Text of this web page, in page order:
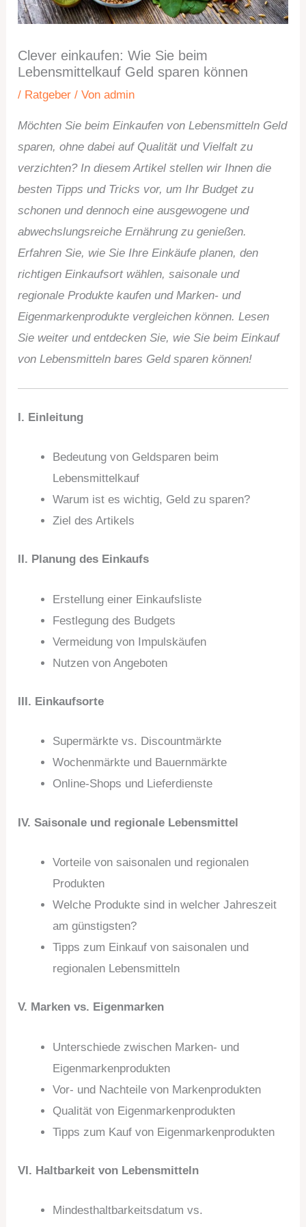
Clever einkaufen: Wie Sie beim
Lebensmittelkauf Geld sparen können
/ Ratgeber / Vonadmin
Möchten Sie beim Einkaufen von Lebensmitteln Geld
sparen, ohne dabei auf Qualität und Vielfalt zu
verzichten? In diesem Artikel stellen wir Ihnen die
besten Tipps und Tricks vor, um Ihr Budget zu
schonen und dennoch eine ausgewogene und
abwechslungsreiche Ernährung zu genießen.
Erfahren Sie, wie Sie Ihre Einkäufe planen, den
richtigen Einkaufsort wählen, saisonale und
regionale Produkte kaufen und Marken- und
Eigenmarkenprodukte vergleichen können. Lesen
Sie weiter und entdecken Sie, wie Sie beim Einkauf
von Lebensmitteln bares Geld sparen können!
I. Einleitung
Bedeutung von Geldsparen beim
Lebensmittelkauf
Warum ist es wichtig, Geld zu sparen?
Ziel des Artikels
II. Planung des Einkaufs
Erstellung einer Einkaufsliste
Festlegung des Budgets
Vermeidung von Impulskäufen
Nutzen von Angeboten
III. Einkaufsorte
Supermärkte vs. Discountmärkte
Wochenmärkte und Bauernmärkte
Online-Shops und Lieferdienste
IV. Saisonale und regionale Lebensmittel
Vorteile von saisonalen und regionalen
Produkten
Welche Produkte sind in welcher Jahreszeit
am günstigsten?
Tipps zum Einkauf von saisonalen und
regionalen Lebensmitteln
V. Marken vs. Eigenmarken
Unterschiede zwischen Marken- und
Eigenmarkenprodukten
Vor- und Nachteile von Markenprodukten
Qualität von Eigenmarkenprodukten
Tipps zum Kauf von Eigenmarkenprodukten
VI. Haltbarkeit von Lebensmitteln
Mindesthaltbarkeitsdatum vs.